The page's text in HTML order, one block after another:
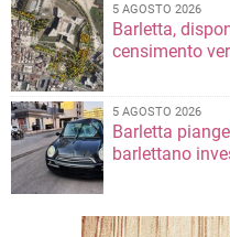
5 AGOSTO 2026
Barletta,
censimento
5 AGOSTO 2026
Barletta
barlettano